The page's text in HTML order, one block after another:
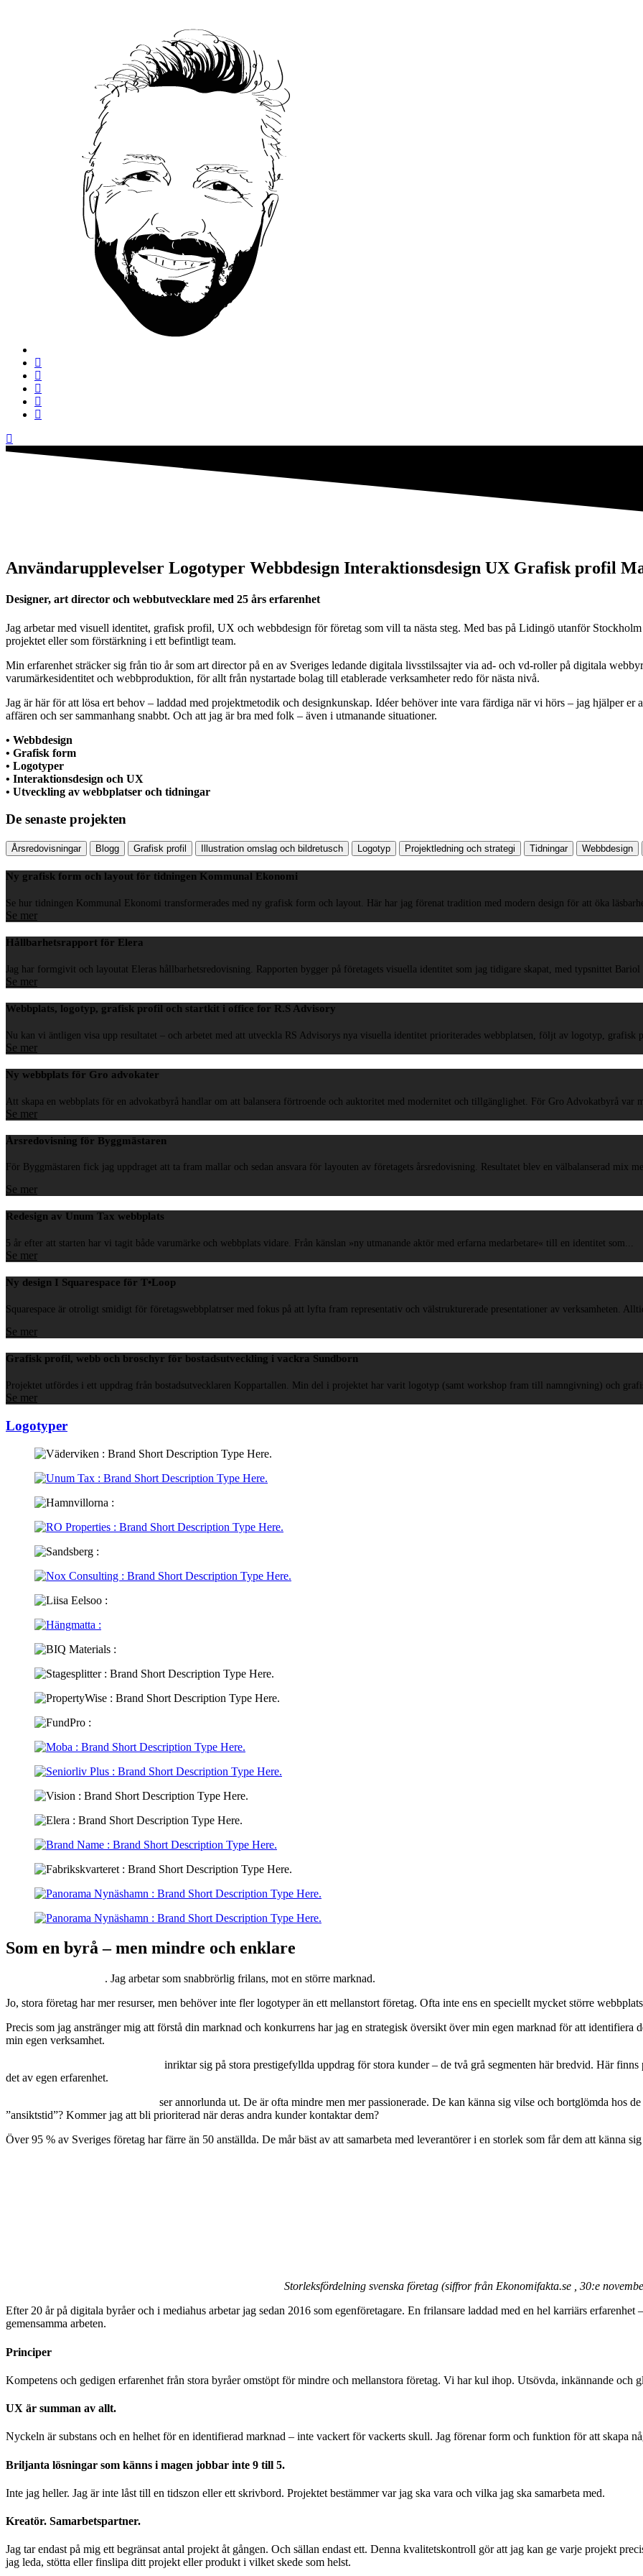
Användarupplevelser Logotyper Webbdesign Interaktionsdesign UX Grafisk profil
Designer, art director och webbutvecklare med 25 års erfarenhet
Jag arbetar med visuell identitet, grafisk profil, UX och webbdesign för företag som vill ta nästa steg. Med bas på Lidingö utanför
projektet eller som förstärkning i ett befintligt team.
Min erfarenhet sträcker sig från tio år som art director på en av Sveriges ledande digitala livsstilssajter via ad- och vd-roller på digitala
varumärkesidentitet och webbproduktion, för allt från nystartade bolag till etablerade verksamheter redo för nästa nivå.
Jag är här för att lösa ert behov – laddad med projektmetodik och designkunskap. Idéer behöver inte vara färdiga när vi hörs – jag hjälper er
affären och ser sammanhang snabbt. Och att jag är bra med folk – även i utmanande situationer.
• Webbdesign
• Grafisk form
• Logotyper
• Interaktionsdesign och UX
• Utveckling av webbplatser och tidningar
De senaste projekten
Årsredovisningar Blogg Grafisk profil Illustration omslag och bildretusch Logotyp Projektledning och strategi Tidningar Webbdesign
Ny grafisk form och layout för tidningen Kommunal Ekonomi
Se hur tidningen Kommunal Ekonomi transformerades med ny grafisk form och layout. Här har jag förenat tradition med modern design för att öka
Se mer
Hållbarhetsrapport för Elera
Jag har formgivit och layoutat Eleras hållbarhetsredovisning. Rapporten bygger på företagets visuella identitet som jag tidigare skapat, med typsnittet
Se mer
Webbplats, logotyp, grafisk profil och startkit i office for R.S Advisory
Nu kan vi äntligen visa upp resultatet – och arbetet med att utveckla RS Advisorys nya visuella identitet prioriterades webbplatsen, följt av logotyp, grafisk
Se mer
Ny webbplats för Gro advokater
Att skapa en webbplats för en advokatbyrå handlar om att balansera förtroende och auktoritet med modernitet och tillgänglighet. För Gro Advokatbyrå var
Se mer
Årsredovisning för Byggmästaren
För Byggmästaren fick jag uppdraget att ta fram mallar och sedan ansvara för layouten av företagets årsredovisning. Resultatet blev en välbalanserad mix
Se mer
Redesign av Unum Tax webbplats
5 år efter att starten har vi tagit både varumärke och webbplats vidare. Från känslan »ny utmanande aktör med erfarna medarbetare« till en identitet som...
Se mer
Ny design I Squarespace för T•Loop
Squarespace är otroligt smidigt för företagswebbplatrser med fokus på att lyfta fram representativ och välstrukturerade presentationer av verksamheten.
Se mer
Grafisk profil, webb och broschyr för bostadsutveckling i vackra Sundborn
Projektet utfördes i ett uppdrag från bostadsutvecklaren Koppartallen. Min del i projektet har varit logotyp (samt workshop fram till namngivning) och
Se mer
Logotyper
Som en byrå – men mindre och enklare
. Jag arbetar som snabbrörlig frilans, mot en större marknad.
Jo, stora företag har mer resurser, men behöver inte fler logotyper än ett mellanstort företag. Ofta inte ens en speciellt mycket större
Precis som jag anstränger mig att förstå din marknad och konkurrens har jag en strategisk översikt över min egen marknad för att identifiera
min egen verksamhet.
inriktar sig på stora prestigefyllda uppdrag för stora kunder – de två grå segmenten här bredvid. Här
det av egen erfarenhet.
ser annorlunda ut. De är ofta mindre men mer passionerade. De kan känna sig vilse och bortglömda hos
”ansiktstid”? Kommer jag att bli prioriterad när deras andra kunder kontaktar dem?
Över 95 % av Sveriges företag har färre än 50 anställda. De mår bäst av att samarbeta med leverantörer i en storlek som får dem att känna
Storleksfördelning svenska företag (siffror från Ekonomifakta.se , 30:e
Efter 20 år på digitala byråer och i mediahus arbetar jag sedan 2016 som egenföretagare. En frilansare laddad med en hel karriärs
gemensamma arbeten.
Principer
Kompetens och gedigen erfarenhet från stora byråer omstöpt för mindre och mellanstora företag. Vi har kul ihop. Utsövda, inkännande och
UX är summan av allt.
Nyckeln är substans och en helhet för en identifierad marknad – inte vackert för vackerts skull. Jag förenar form och funktion för att skapa
Briljanta lösningar som känns i magen jobbar inte 9 till 5.
Inte jag heller. Jag är inte låst till en tidszon eller ett skrivbord. Projektet bestämmer var jag ska vara och vilka jag ska samarbeta med.
Kreatör. Samarbetspartner.
Jag tar endast på mig ett begränsat antal projekt åt gången. Och sällan endast ett. Denna kvalitetskontroll gör att jag kan ge varje projekt
jag leda, stötta eller finslipa ditt projekt eller produkt i vilket skede som helst.